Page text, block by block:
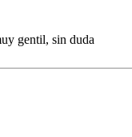
gentil, sin duda